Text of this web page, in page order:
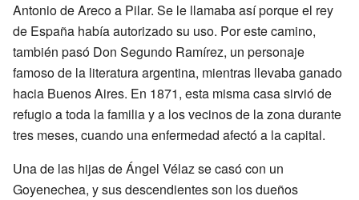
Antonio de Areco a Pilar. Se le llamaba así porque el rey
de España había autorizado su uso. Por este camino,
también pasó Don Segundo Ramírez, un personaje
famoso de la literatura argentina, mientras llevaba ganado
hacia Buenos Aires. En 1871, esta misma casa sirvió de
refugio a toda la familia y a los vecinos de la zona durante
tres meses, cuando una enfermedad afectó a la capital.
Una de las hijas de Ángel Vélaz se casó con un
Goyenechea, y sus descendientes son los dueños